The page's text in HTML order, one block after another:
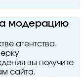
модерацию
агентства.
вы получите
сайта.